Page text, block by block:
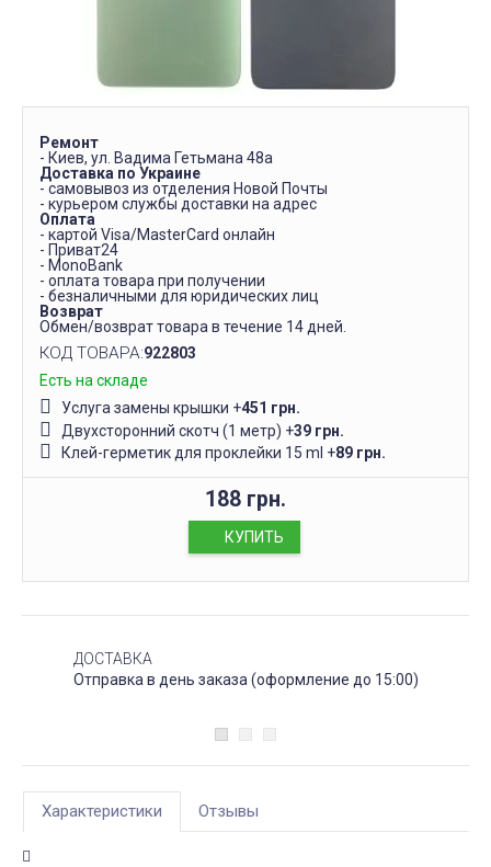
Ремонт
- Киев, ул. Вадима Гетьмана 48а
Доставка по Украине
- самовывоз из отделения Новой Почты
- курьером службы доставки на адрес
Оплата
- картой Visa/MasterCard онлайн
- Приват24
- MonoBank
- оплата товара при получении
- безналичными для юридических лиц
Возврат
Обмен/возврат товара в течение 14 дней.
КОД ТОВАРА:922803
Есть на складе
Услуга замены крышки +451 грн.
Двухсторонний скотч (1 метр) +39 грн.
Клей-герметик для проклейки 15 ml +89 грн.
188 грн.
КУПИТЬ
ДОСТАВКА
Отправка в день заказа (оформление до 15:00)
Характеристики Отзывы